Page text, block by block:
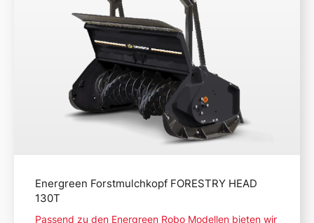
Energreen Forstmulchkopf FORESTRY HEAD
130T
Passend zu den Energreen Robo Modellen bieten wir